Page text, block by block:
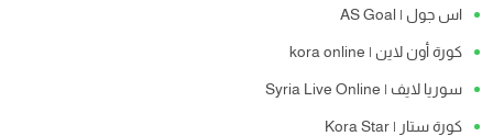
اس جول | AS Goal
كورة أون لاين | kora online
سوريا لايف | Syria Live Online
كورة ستار | Kora Star